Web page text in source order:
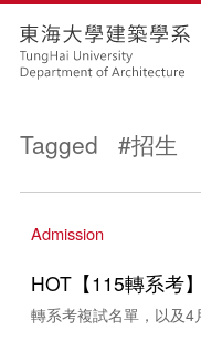
Tagged #招生
Admission
HOT【115轉系考
轉系考複試名單，以及